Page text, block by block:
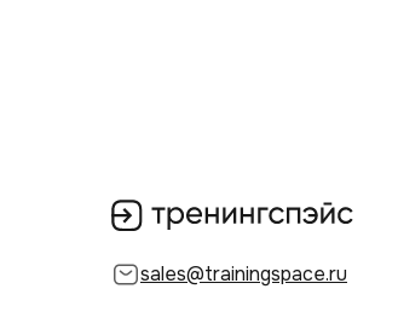
sales@trainingspace.ru